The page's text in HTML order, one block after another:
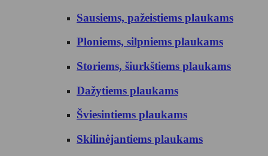
Sausiems, pažeistiems plaukams
Ploniems, silpniems plaukams
Storiems, šiurkštiems plaukams
Dažytiems plaukams
Šviesintiems plaukams
Skilinėjantiems plaukams